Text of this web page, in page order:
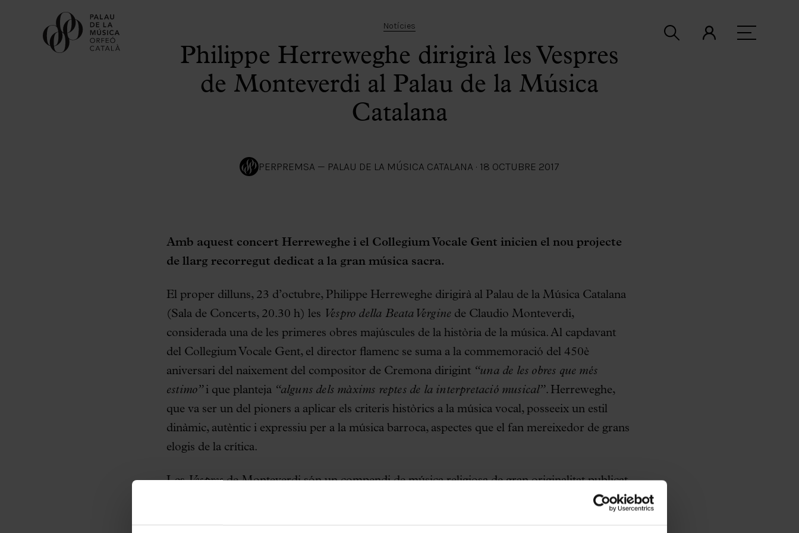
Notícies
Philippe Herreweghe dirigirà les Vespres
de Monteverdi al Palau de la Música
Catalana
PERPREMSA — PALAU DE LA MÚSICA CATALANA · 18 OCTUBRE 2017
Amb aquest concert Herreweghe i el Collegium Vocale Gent inicien el nou projecte
de llarg recorregut dedicat a la gran música sacra.
El proper dilluns, 23 d’octubre, Philippe Herreweghe dirigirà al Palau de la Música Catalana
(Sala de Concerts, 20.30 h) les Vespro della Beata Vergine de Claudio Monteverdi,
considerada una de les primeres obres majúscules de la història de la música. Al capdavant
del Collegium Vocale Gent, el director flamenc se suma a la commemoració del 450è
aniversari del naixement del compositor de Cremona dirigint “una de les obres que més
estimo” i que planteja “alguns dels màxims reptes de la interpretació musical”. Herreweghe,
que va ser un del pioners a aplicar els criteris històrics a la música vocal, posseeix un estil
dinàmic, autèntic i expressiu per a la música barroca, aspectes que el fan mereixedor de grans
elogis de la crítica.
LesVespresde Monteverdi són un compendi de música religiosa de gran originalitat publicat
a Venècia l’any 1610. Es tracta d’una obra amb gran varietat d’estils, segurament per la